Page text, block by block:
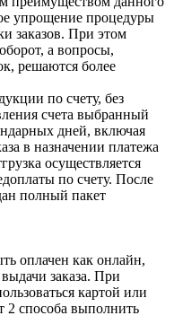
упрощение процедуры
заказов. При этом
а вопросы,
решаются более
по счету, без
счета выбранный
дней, включая
в назначении платежа
осуществляется
по счету. После
полный пакет
оплачен как онлайн,
заказа. При
картой или
2 способа выполнить